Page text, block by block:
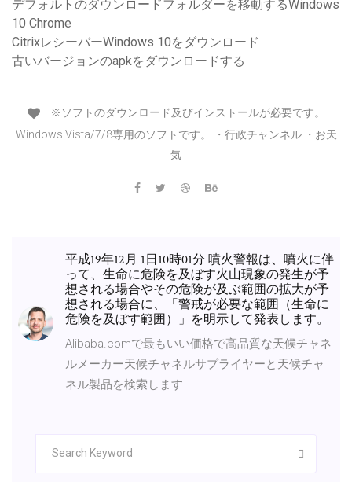
デフォルトのダウンロードフォルダーを移動するWindows
10 Chrome
CitrixレシーバーWindows 10をダウンロード
古いバージョンのapkをダウンロードする
※ソフトのダウンロード及びインストールが必要です。
Windows Vista/7/8専用のソフトです。 ・行政チャンネル ・お天
気
平成19年12月 1日10時01分 噴火警報は、噴火に伴
って、生命に危険を及ぼす火山現象の発生が予
想される場合やその危険が及ぶ範囲の拡大が予
想される場合に、「警戒が必要な範囲（生命に
危険を及ぼす範囲）」を明示して発表します。
Alibaba.comで最もいい価格で高品質な天候チャネ
ルメーカー天候チャネルサプライヤーと天候チャ
ネル製品を検索します